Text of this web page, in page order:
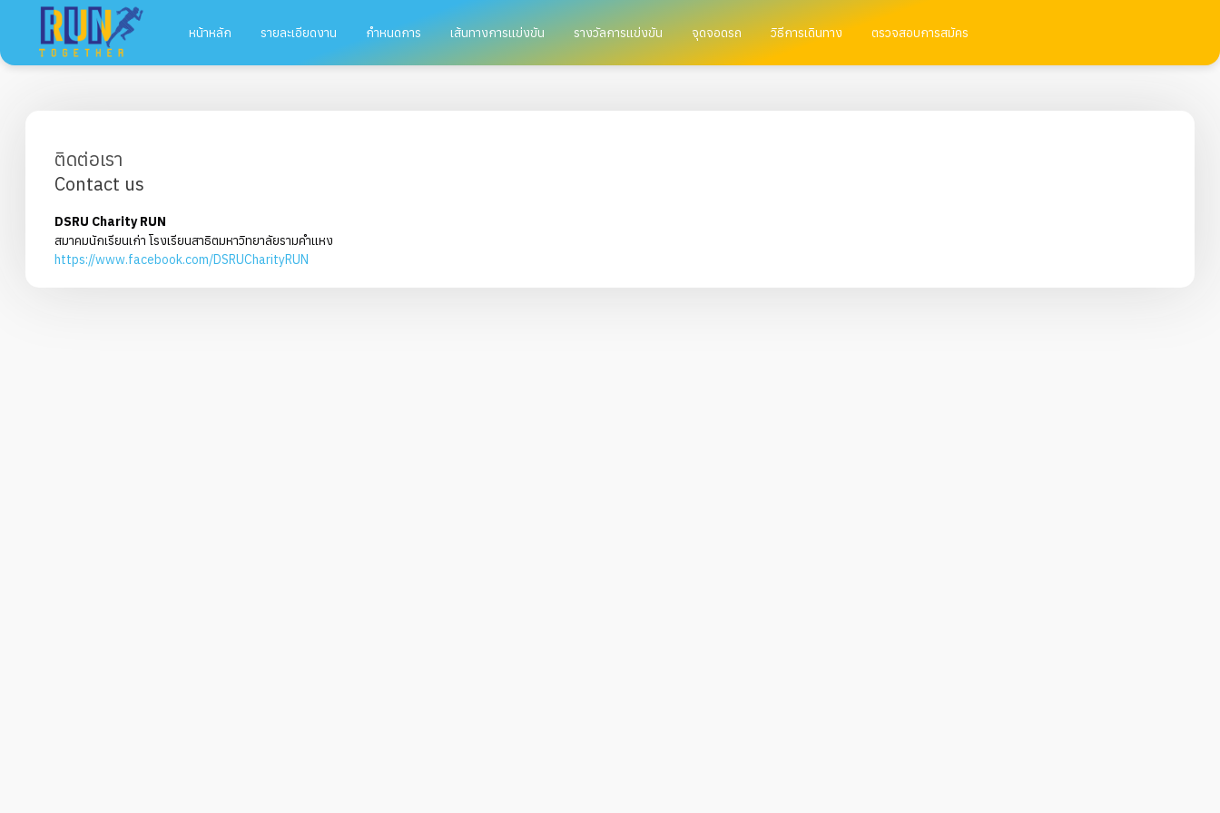
หน้าหลัก รายละเอียดงาน กำหนดการ เส้นทางการแข่งขัน รางวัลการแข่งขัน จุดจอดรถ วิธีการเดินทาง ตรวจสอบการสมัคร
ติดต่อเรา
Contact us
DSRU Charity RUN
สมาคมนักเรียนเก่า โรงเรียนสาธิตมหาวิทยาลัยรามคำแหง
https://www.facebook.com/DSRUCharityRUN